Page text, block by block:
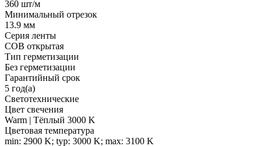
360 шт/м
Минимальный отрезок
13.9 мм
Серия ленты
COB открытая
Тип герметизации
Без герметизации
Гарантийный срок
5 год(а)
Светотехнические
Цвет свечения
Warm | Тёплый 3000 K
Цветовая температура
min: 2900 K; typ: 3000 K; max: 3100 K